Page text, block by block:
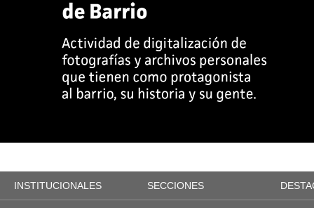
INSTITUCIONALES SECCIONES